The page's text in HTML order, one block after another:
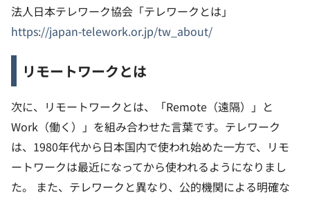
法人日本テレワーク協会「テレワークとは」
https://japan-telework.or.jp/tw_about/
リモートワークとは
次に、リモートワークとは、「Remote（遠隔）」と
Work（働く）」を組み合わせた言葉です。テレワーク
は、1980年代から日本国内で使われ始めた一方で、リモ
ートワークは最近になってから使われるようになりまし
た。
また、テレワークと異なり、公的機関による明確な